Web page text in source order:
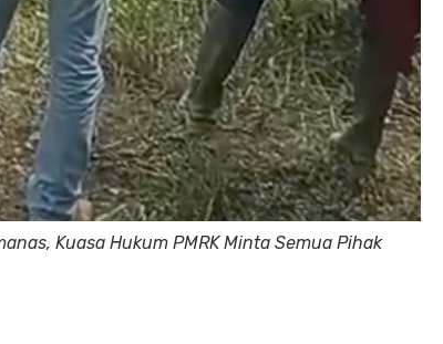
Kuasa Hukum PMRK Minta Semua Pihak